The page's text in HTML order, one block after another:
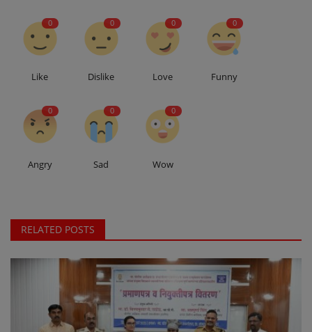
0
Like
0
Dislike
0
Love
0
Funny
0
Angry
0
Sad
0
Wow
RELATED POSTS